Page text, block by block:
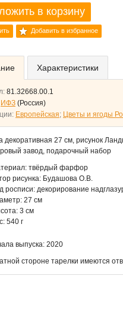
в корзину
Добавить в избранное
Характеристики
81.32668.00.1
ИФЗ (Россия)
Европейская; Цветы и ягоды
декоративная 27 см, рисунок
завод, подарочный набор
твёрдый фарфор
рисунка: Будашова О.В.
росписи: декорирование
27 см
3 см
540 г
выпуска: 2020
стороне тарелки имеются